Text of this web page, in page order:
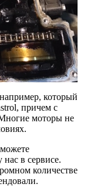
который
причем с
моторы не
нас в сервисе.
количестве